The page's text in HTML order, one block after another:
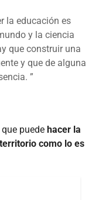
la educación es
y la ciencia
que construir una
y que de alguna
puede hacer la
como lo es